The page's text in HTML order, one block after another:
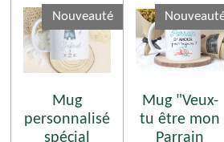
Nouveauté
Mug
personnalisé
spécial
Mug "Veux-
tu être mon
Parrain